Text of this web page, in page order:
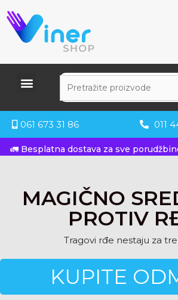
061 673 31 86 011
🚛 Besplatna dostava za sve
MAGIČNO
PROTIV
Tragovi rđe nestaju za
KUPITE